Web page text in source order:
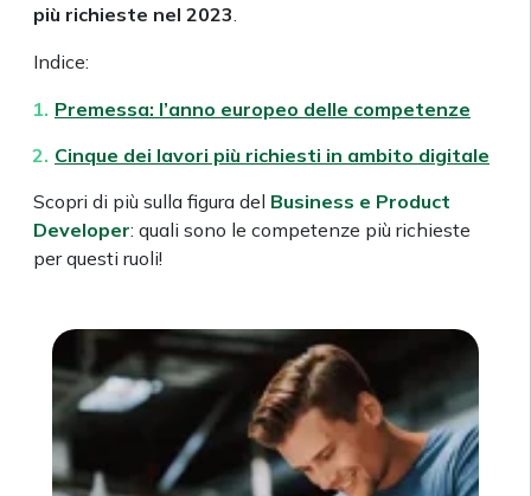
più richieste nel 2023
Indice:
Premessa: l’anno europeo delle competenze
Cinque dei lavori più richiesti in ambito digitale
Scopri di più sulla figura del Business e Product
Developer: quali sono le competenze più richieste
per questi ruoli!